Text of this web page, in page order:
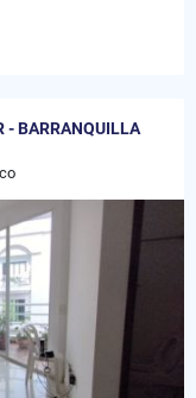
- BARRANQUILLA